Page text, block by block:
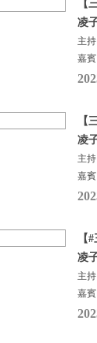
【
凌
主
嘉
【
凌
主
嘉
【
凌
主
嘉